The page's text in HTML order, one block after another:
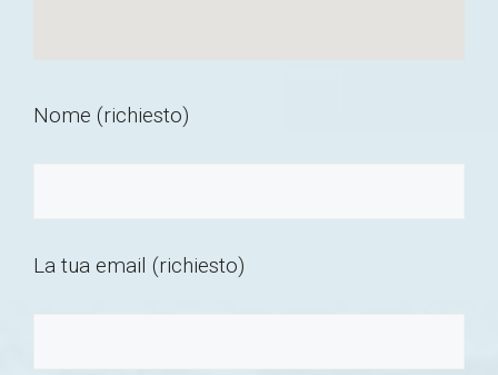
Nome (richiesto)
La tua email (richiesto)